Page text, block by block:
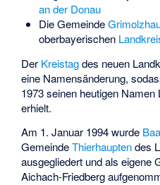
an der Donau
Die Gemeinde
oberbayerischen
Der Kreistagdes neuen
eine Namensänderung,
1973 seinen heutigen
erhielt.
Am 1. Januar 1994 wurde
GemeindeThierhauptendes
ausgegliedert und als eigene
Aichach-Friedberg